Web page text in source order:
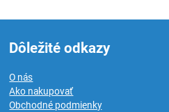
Dôležité odkazy
O nás
Ako nakupovať
Obchodné podmienky